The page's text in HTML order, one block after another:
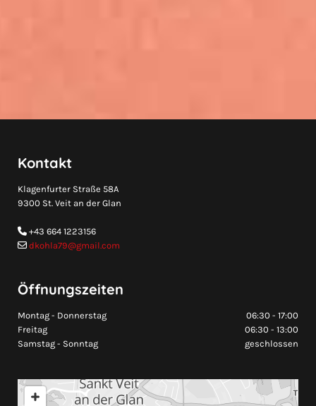
Kontakt
Klagenfurter Straße 58A
9300 St. Veit an der Glan
 +43 664 1223156
 dkohla79@gmail.com
Öffnungszeiten
Montag - Donnerstag
06:30 - 17:00
Freitag
06:30 - 13:00
Samstag - Sonntag
geschlossen